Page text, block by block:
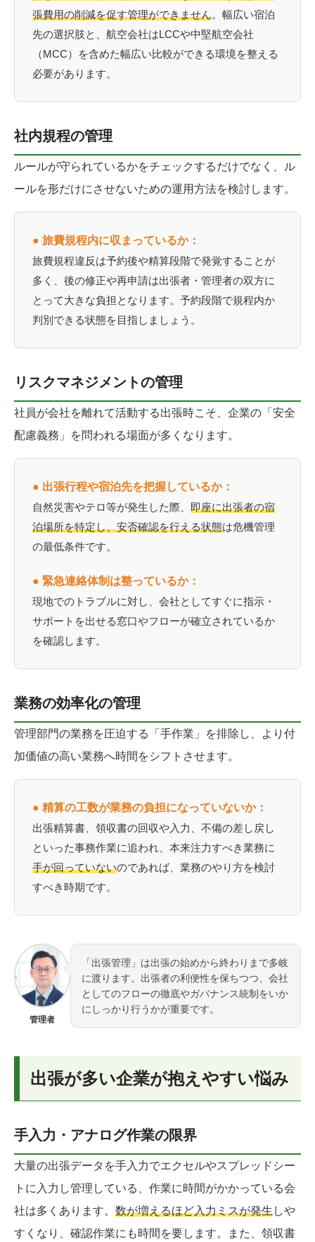
張費用の削減を促す管理ができません。幅広い宿泊
先の選択肢と、航空会社はLCCや中堅航空会社
（MCC）を含めた幅広い比較ができる環境を整える
必要があります。
社内規程の管理
ルールが守られているかをチェックするだけでなく、ル
ールを形だけにさせないための運用方法を検討します。
● 旅費規程内に収まっているか：
旅費規程違反は予約後や精算段階で発覚することが
多く、後の修正や再申請は出張者・管理者の双方に
とって大きな負担となります。予約段階で規程内か
判別できる状態を目指しましょう。
リスクマネジメントの管理
社員が会社を離れて活動する出張時こそ、企業の「安全
配慮義務」を問われる場面が多くなります。
● 出張行程や宿泊先を把握しているか：
自然災害やテロ等が発生した際、 即座に出張者の宿
泊場所を特定し、安否確認を行える状態は危機管理
の最低条件です。
● 緊急連絡体制は整っているか：
現地でのトラブルに対し、会社としてすぐに指示・
サポートを出せる窓口やフローが確立されているか
を確認します。
業務の効率化の管理
管理部門の業務を圧迫する「手作業」を排除し、より付
加価値の高い業務へ時間をシフトさせます。
● 精算の工数が業務の負担になっていないか：
出張精算書、領収書の回収や入力、不備の差し戻し
といった事務作業に追われ、本来注力すべき業務に
手が回っていないのであれば、業務のやり方を検討
すべき時期です。
管理者
「出張管理」は出張の始めから終わりまで多岐
に渡ります。出張者の利便性を保ちつつ、会社
としてのフローの徹底やガバナンス統制をいか
にしっかり行うかが重要です。
出張が多い企業が抱えやすい悩み
手入力・アナログ作業の限界
大量の出張データを手入力でエクセルやスプレッドシー
トに入力し管理している、作業に時間がかかっている会
社は多くあります。 数が増えるほど入力ミスが発生しや
すくなり、確認作業にも時間を要します。また、領収書